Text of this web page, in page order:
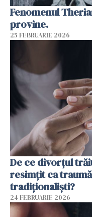
Fenomenul
provine.
25 FEBRUARIE 2026
De ce divorțul
resimțit ca
tradiționaliști?
24 FEBRUARIE 2026